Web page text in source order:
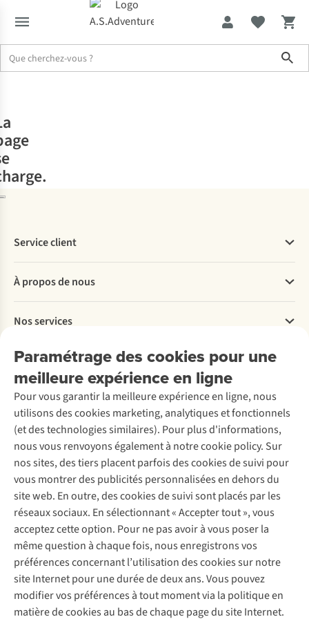
Paramétrage des cookies pour une
meilleure expérience en ligne
Pour vous garantir la meilleure expérience en ligne, nous
utilisons des cookies marketing, analytiques et fonctionnels
(et des technologies similaires). Pour plus d'informations,
nous vous renvoyons également à notre cookie policy. Sur
nos sites, des tiers placent parfois des cookies de suivi pour
vous montrer des publicités personnalisées en dehors du
site web. En outre, des cookies de suivi sont placés par les
réseaux sociaux. En sélectionnant « Accepter tout », vous
acceptez cette option. Pour ne pas avoir à vous poser la
même question à chaque fois, nous enregistrons vos
préférences concernant l’utilisation des cookies sur notre
site Internet pour une durée de deux ans. Vous pouvez
modifier vos préférences à tout moment via la politique en
matière de cookies au bas de chaque page du site Internet.
Service client
Commander
Payer
Livraison
Rétractation d'une commande
Entretien & réparations
Garantie
Contactez-nous
À propos de nous
Explore More
À propos d’Ayacucho
Nos magasins
À propos d’A.S.Adventure
Déclaration d'accessibilité
Nos services
Location / Location sports d’hiver
Seconde-main
Entretien de ski
Service de lavage
Entretien de chaussures
Réparation de chaussures
Réparation de vêtements
Retouches
Pour les entreprises
Découvrez
Explore Camp
Gear Check
Expertise & conseils
Abonnez-vous à la newsletter
Suivez-nous
Mentions légales
Politique de confidentialité
Conditions générales
Cookie Policy